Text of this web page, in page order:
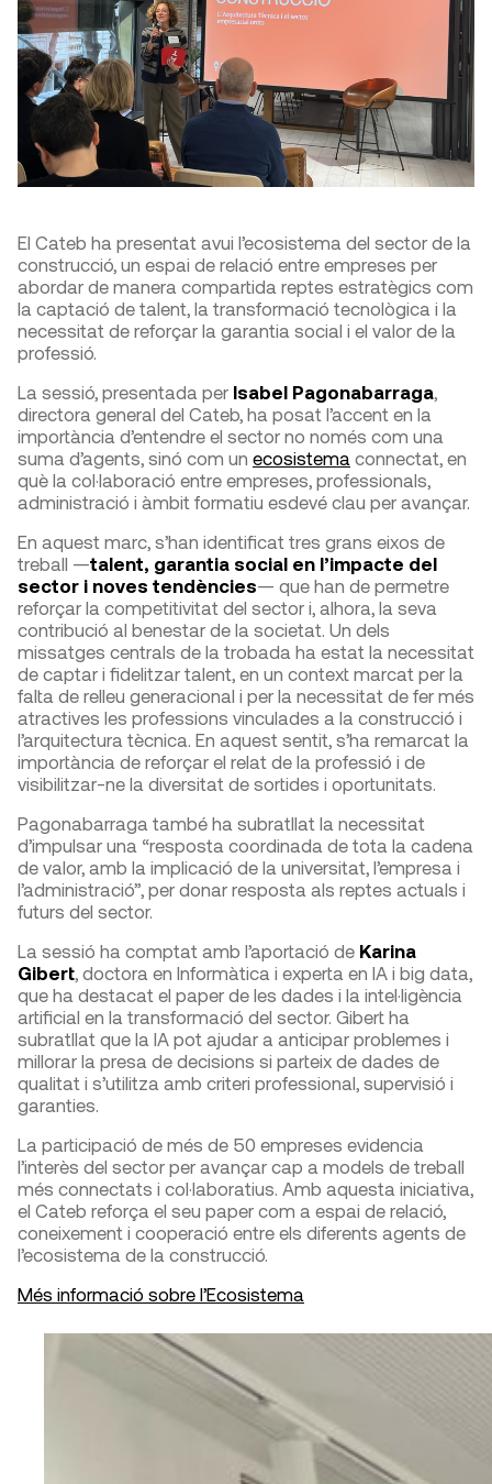
El Cateb ha presentat avui l’ecosistema del sector de la
construcció, un espai de relació entre empreses per
abordar de manera compartida reptes estratègics com
la captació de talent, la transformació tecnològica i la
necessitat de reforçar la garantia social i el valor de la
professió.
La sessió, presentada per Isabel Pagonabarraga,
directora general del Cateb, ha posat l’accent en la
importància d’entendre el sector no només com una
suma d’agents, sinó com un ecosistema connectat, en
què la col·laboració entre empreses, professionals,
administració i àmbit formatiu esdevé clau per avançar.
En aquest marc, s’han identificat tres grans eixos de
treball —talent, garantia social en l’impacte del
sector i noves tendències— que han de permetre
reforçar la competitivitat del sector i, alhora, la seva
contribució al benestar de la societat. Un dels
missatges centrals de la trobada ha estat la necessitat
de captar i fidelitzar talent, en un context marcat per la
falta de relleu generacional i per la necessitat de fer més
atractives les professions vinculades a la construcció i
l’arquitectura tècnica. En aquest sentit, s’ha remarcat la
importància de reforçar el relat de la professió i de
visibilitzar-ne la diversitat de sortides i oportunitats.
Pagonabarraga també ha subratllat la necessitat
d’impulsar una “resposta coordinada de tota la cadena
de valor, amb la implicació de la universitat, l’empresa i
l’administració”, per donar resposta als reptes actuals i
futurs del sector.
La sessió ha comptat amb l’aportació de Karina
Gibert, doctora en Informàtica i experta en IA i big data,
que ha destacat el paper de les dades i la intel·ligència
artificial en la transformació del sector. Gibert ha
subratllat que la IA pot ajudar a anticipar problemes i
millorar la presa de decisions si parteix de dades de
qualitat i s’utilitza amb criteri professional, supervisió i
garanties.
La participació de més de 50 empreses evidencia
l’interès del sector per avançar cap a models de treball
més connectats i col·laboratius. Amb aquesta iniciativa,
el Cateb reforça el seu paper com a espai de relació,
coneixement i cooperació entre els diferents agents de
l’ecosistema de la construcció.
Més informació sobre l’Ecosistema